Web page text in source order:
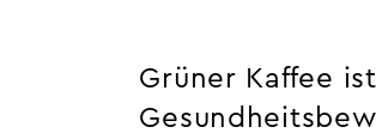
Grüner Kaffee